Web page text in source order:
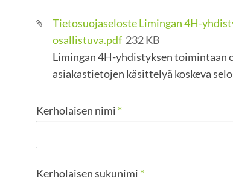
Tietosuojaseloste Limingan 4H-
osallistuva.pdf 232 KB
Limingan 4H-yhdistyksen toimintaan
asiakastietojen käsittelyä koskeva
Kerholaisen nimi *
Kerholaisen sukunimi *